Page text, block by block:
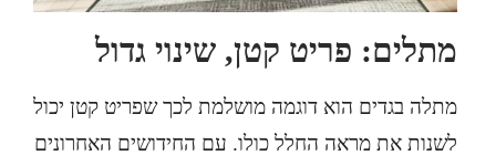
מתלים: פריט קטן, שינוי גדול
מתלה בגדים הוא דוגמה מושלמת לכך שפריט קטן יכול
לשנות את מראה החלל כולו. עם החידושים האחרונים